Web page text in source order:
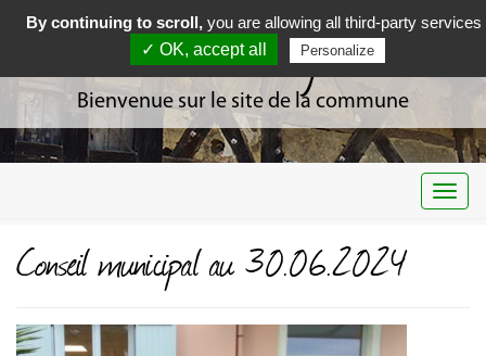
Curciat Dongalon
Bienvenue sur le site de la commune
Conseil municipal au 30.06.2024
By continuing to scroll, you are allowing all third-party services
✓ OK, accept all
Personalize